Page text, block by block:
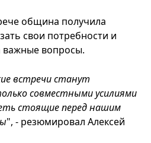
община получила
свои потребности и
важные вопросы.
встречи станут
совместными усилиями
стоящие перед нашим
", - резюмировал Алексей